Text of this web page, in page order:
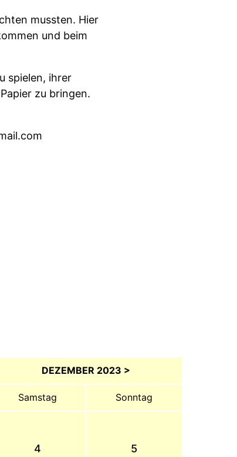
mussten. Hier
und beim
spielen, ihrer
zu bringen.
DEZEMBER 2023 >
Samstag Sonntag
4 5